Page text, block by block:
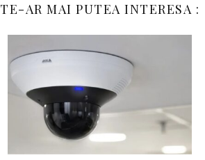
TE-AR MAI PUTEA INTERESA :